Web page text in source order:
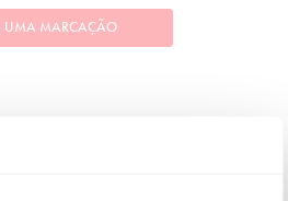
UMA MARCAÇÃO